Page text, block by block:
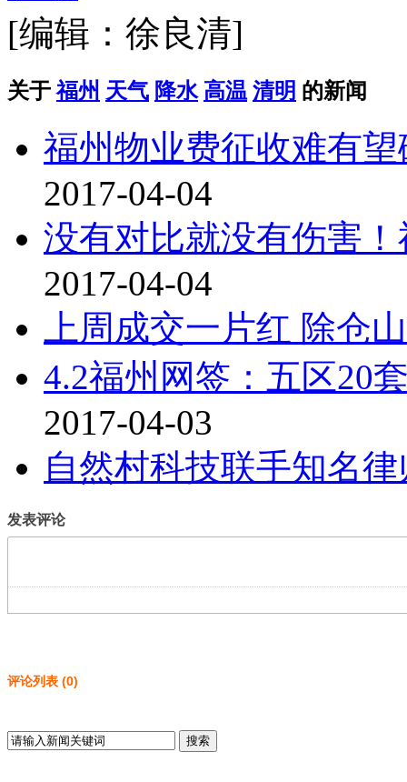
[编辑：徐良清]
关于 福州 天气 降水 高温 清明 的新闻
福州物业费征收难有
2017-04-04
没有对比就没有伤害
2017-04-04
上周成交一片红 除仓
4.2福州网签：五区20
2017-04-03
自然村科技联手知名
发表评论
评论列表 (0)